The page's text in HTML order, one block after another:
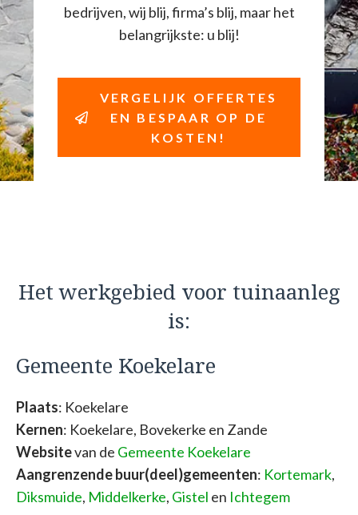
bedrijven, wij blij, firma’s blij, maar het
belangrijkste: u blij!
VERGELIJK OFFERTES
EN BESPAAR OP DE
KOSTEN!
Het werkgebied voor tuinaanleg
is:
Gemeente Koekelare
Plaats: Koekelare
Kernen: Koekelare, Bovekerke en Zande
Websitevan de Gemeente Koekelare
Aangrenzende buur(deel)gemeenten: Kortemark,
Diksmuide, Middelkerke, Gistel en Ichtegem